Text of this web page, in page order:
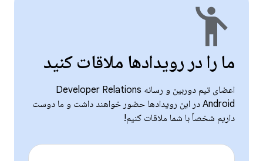
emoji_people
ما را در رویدادها ملاقات کنید
اعضای تیم دوربین و رسانه Developer Relations
Android در این رویدادها حضور خواهند داشت و ما دوست
داریم شخصاً با شما ملاقات کنیم!